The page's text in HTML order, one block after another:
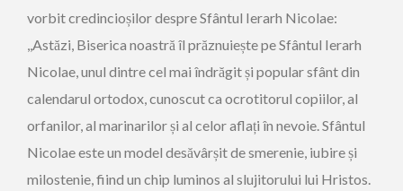
vorbit credincioșilor despre Sfântul Ierarh Nicolae:
,,Astăzi, Biserica noastră îl prăznuiește pe Sfântul Ierarh
Nicolae, unul dintre cel mai îndrăgit și popular sfânt din
calendarul ortodox, cunoscut ca ocrotitorul copiilor, al
orfanilor, al marinarilor și al celor aflați în nevoie. Sfântul
Nicolae este un model desăvârșit de smerenie, iubire și
milostenie, fiind un chip luminos al slujitorului lui Hristos.